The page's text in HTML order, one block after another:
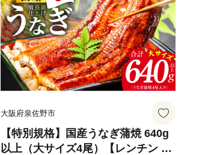
大阪府泉佐野市
【特別規格】国産うなぎ蒲焼 640g
以上（大サイズ4尾）【レンチン 湯